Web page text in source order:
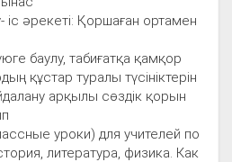
әрекеті: Қоршаған ортамен
баулу, табиғатқа қамқор
құстар туралы түсініктерін
арқылы сөздік қорын
уроки) для учителей по
литература, физика. Как